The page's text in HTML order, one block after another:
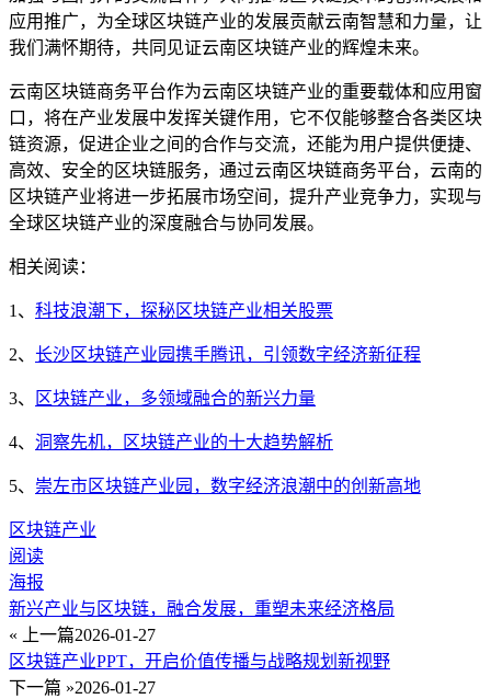
应用推广，为全球区块链产业的发展贡献云南智慧和力量，让
我们满怀期待，共同见证云南区块链产业的辉煌未来。
云南区块链商务平台作为云南区块链产业的重要载体和应用窗
口，将在产业发展中发挥关键作用，它不仅能够整合各类区块
链资源，促进企业之间的合作与交流，还能为用户提供便捷、
高效、安全的区块链服务，通过云南区块链商务平台，云南的
区块链产业将进一步拓展市场空间，提升产业竞争力，实现与
全球区块链产业的深度融合与协同发展。
相关阅读：
1、 科技浪潮下，探秘区块链产业相关股票
2、 长沙区块链产业园携手腾讯，引领数字经济新征程
3、 区块链产业，多领域融合的新兴力量
4、 洞察先机，区块链产业的十大趋势解析
5、 崇左市区块链产业园，数字经济浪潮中的创新高地
区块链产业
阅读
海报
新兴产业与区块链，融合发展，重塑未来经济格局
« 上一篇2026-01-27
区块链产业PPT，开启价值传播与战略规划新视野
下一篇 »2026-01-27